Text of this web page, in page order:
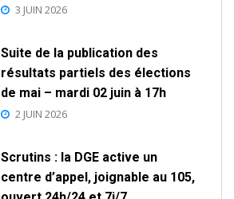
3 JUIN 2026
Suite de la publication des
résultats partiels des élections
de mai – mardi 02 juin à 17h
2 JUIN 2026
Scrutins : la DGE active un
centre d’appel, joignable au 105,